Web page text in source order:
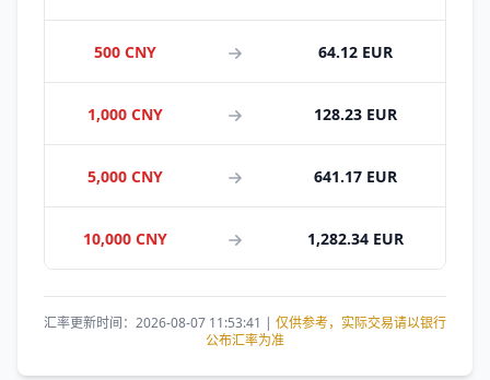
500 CNY 64.12 EUR
1,000 CNY 128.23 EUR
5,000 CNY 641.17 EUR
10,000 CNY 1,282.34 EUR
汇率更新时间：2026-08-07 11:53:41 | 仅供参考，实际交易请以银行
公布汇率为准